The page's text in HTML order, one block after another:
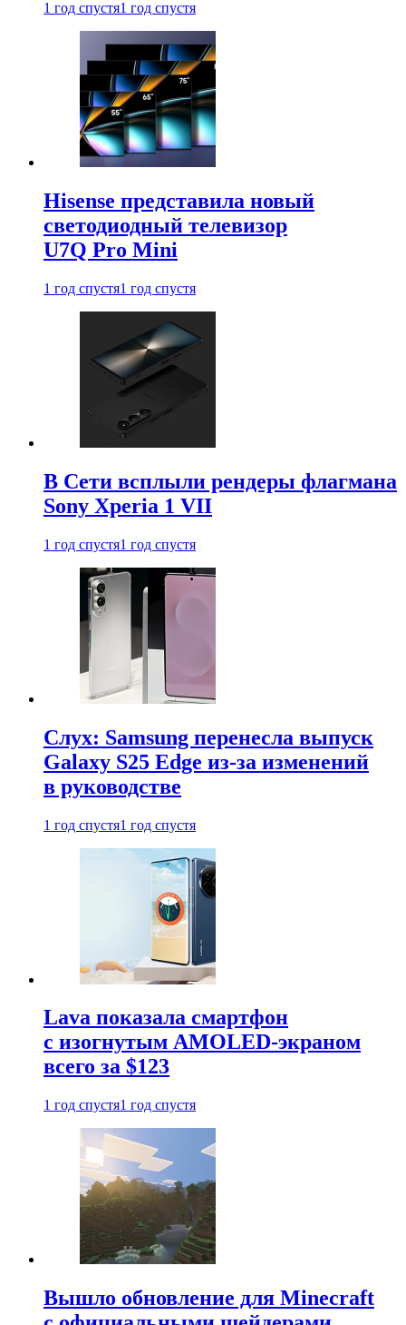
1 год спустя1 год спустя
Hisense представила новый
светодиодный телевизор
U7Q Pro Mini
1 год спустя1 год спустя
В Сети всплыли рендеры флагмана
Sony Xperia 1 VII
1 год спустя1 год спустя
Слух: Samsung перенесла выпуск
Galaxy S25 Edge из-за изменений
в руководстве
1 год спустя1 год спустя
Lava показала смартфон
с изогнутым AMOLED-экраном
всего за $123
1 год спустя1 год спустя
Вышло обновление для Minecraft